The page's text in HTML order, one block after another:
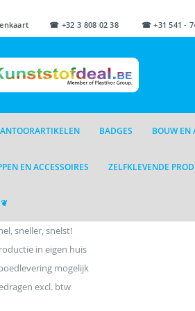
☎ +32 3 808 02 38 ☎ +31 541 -
BADGES BOUW EN
EN ACCESSOIRES ZELFKLEVENDE
❦
sneller, snelst!
in eigen huis
mogelijk
excl. btw